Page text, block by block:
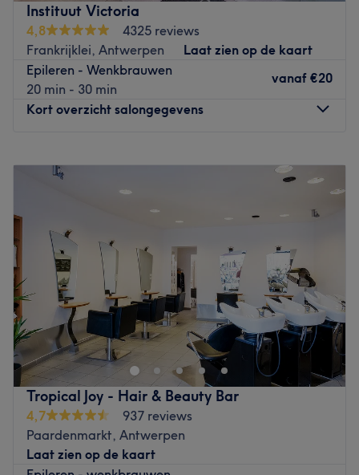
Instituut Victoria
4,8
4325 reviews
Frankrijklei, Antwerpen
Laat zien op de kaart
Epileren - Wenkbrauwen
20 min - 30 min
vanaf €20
Kort overzicht salongegevens
Dinsdag
–21:00
08:30
21:00
Vrijdag
Zaterdag
08:45 –21:00
Zondag
Gesloten
Bij Instituut Victoria aan de Frankrijklei in Antwerpen
weet het team hoe ze kunnen bijdragen aan een
gezonder huidbeeld. De schoonheidsverzorgingen worden
uitgevoerd met luxe en duurzame verzorgingsproducten
boordevol actieve werkstoffen. Je huid wordt hier dus niet
enkel verwend, maar tegelijkertijd ook gevoed én
verbeterd. Naast de overige klassieke
schoonheidsverzorgingen voor gelaat en lichaam, kan je
hier ook terecht voor afslankbehandelingen,
Tropical Joy - Hair & Beauty Bar
4,7
937 reviews
Paardenmarkt, Antwerpen
Laat zien op de kaart